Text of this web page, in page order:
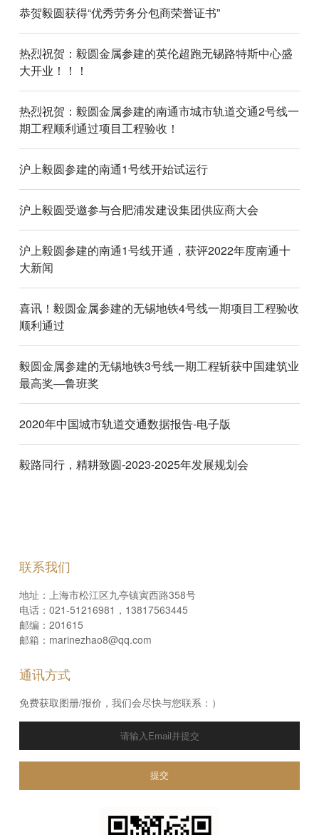
恭贺毅圆获得“优秀劳务分包商荣誉证书”
热烈祝贺：毅圆金属参建的英伦超跑无锡路特斯中心盛
大开业！！！
热烈祝贺：毅圆金属参建的南通市城市轨道交通2号线一
期工程顺利通过项目工程验收！
沪上毅圆参建的南通1号线开始试运行
沪上毅圆受邀参与合肥浦发建设集团供应商大会
沪上毅圆参建的南通1号线开通，获评2022年度南通十
大新闻
喜讯！毅圆金属参建的无锡地铁4号线一期项目工程验收
顺利通过
毅圆金属参建的无锡地铁3号线一期工程斩获中国建筑业
最高奖—鲁班奖
2020年中国城市轨道交通数据报告-电子版
毅路同行，精耕致圆-2023-2025年发展规划会
联系我们
地址：上海市松江区九亭镇寅西路358号
电话：021-51216981，13817563445
邮编：201615
邮箱：marinezhao8@qq.com
通讯方式
免费获取图册/报价，我们会尽快与您联系：）
提交